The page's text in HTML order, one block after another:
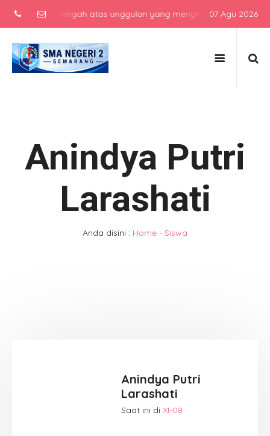
menengah atas unggulan yang menghasilkan lulusan
07 Agu 2026
Anindya Putri
Larashati
Anda disini : Home - Siswa
Anindya Putri
Larashati
Saat ini di XI-08